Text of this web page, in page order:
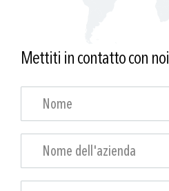
Mettiti in contatto con noi